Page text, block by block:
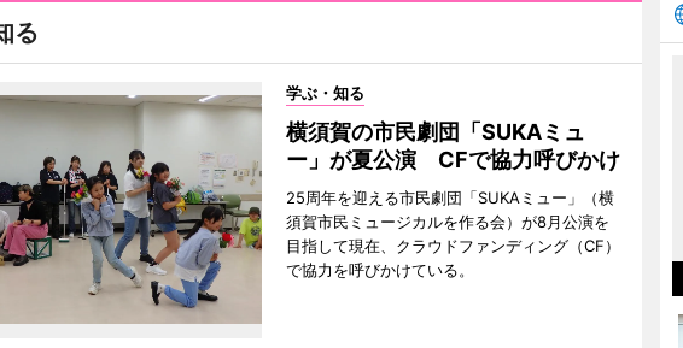
る
学ぶ・知る
横須賀の市民劇団「SUKAミュ
ー」が夏公演 CFで協力呼びかけ
25周年を迎える市民劇団「SUKAミュー」（横
須賀市民ミュージカルを作る会）が8月公演を
目指して現在、クラウドファンディング（CF）
で協力を呼びかけている。